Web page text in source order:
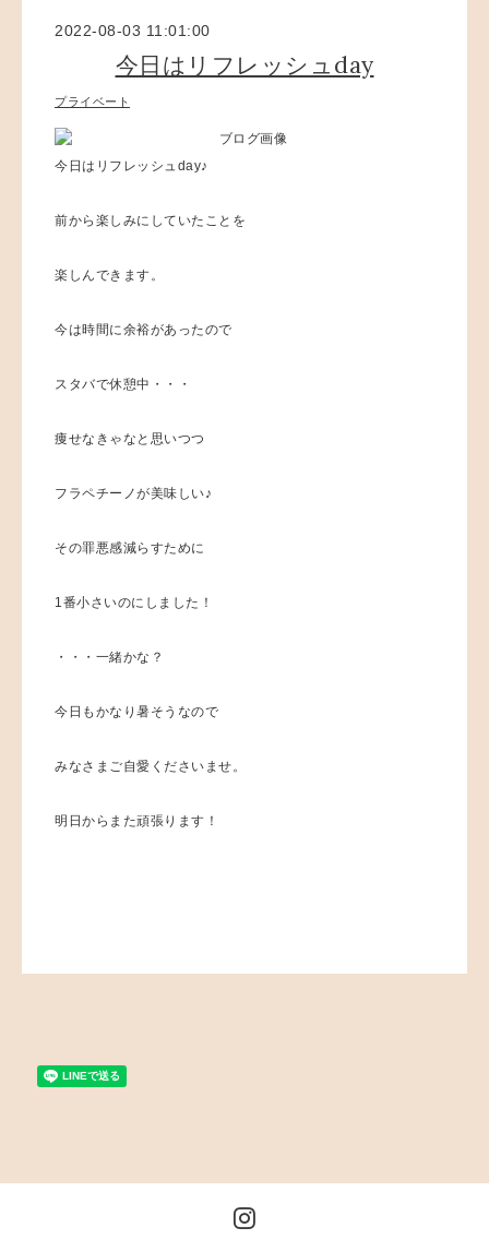
2022-08-03 11:01:00
今日はリフレッシュday
プライベート
今日はリフレッシュday♪
前から楽しみにしていたことを
楽しんできます。
今は時間に余裕があったので
スタバで休憩中・・・
痩せなきゃなと思いつつ
フラペチーノが美味しい♪
その罪悪感減らすために
1番小さいのにしました！
・・・一緒かな？
今日もかなり暑そうなので
みなさまご自愛くださいませ。
明日からまた頑張ります！